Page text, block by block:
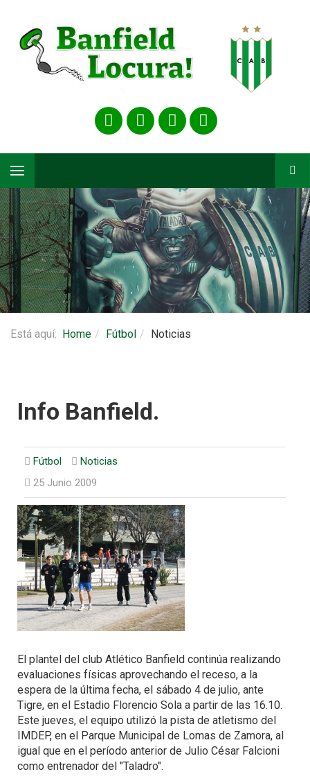
Está aquí: Home Fútbol Noticias
Info Banfield.
Fútbol
Noticias
25 Junio 2009
El plantel del club Atlético Banfield continúa realizando
evaluaciones físicas aprovechando el receso, a la
espera de la última fecha, el sábado 4 de julio, ante
Tigre, en el Estadio Florencio Sola a partir de las 16.10.
Este jueves, el equipo utilizó la pista de atletismo del
IMDEP, en el Parque Municipal de Lomas de Zamora, al
igual que en el período anterior de Julio César Falcioni
como entrenador del "Taladro".